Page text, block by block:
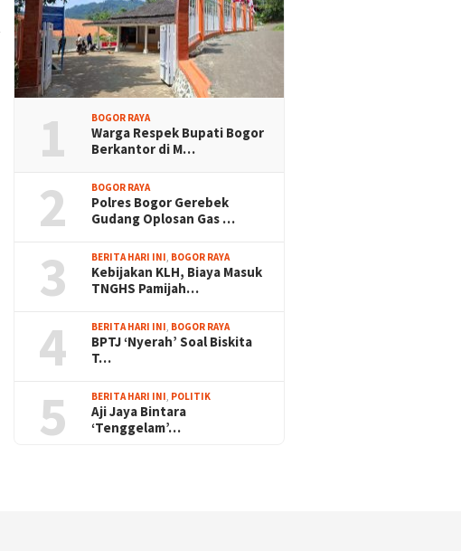
1 BOGOR RAYA
Warga Respek Bupati Bogor
Berkantor di M…
2 BOGOR RAYA
Polres Bogor Gerebek
Gudang Oplosan Gas …
3 BERITA HARI INI, BOGOR RAYA
Kebijakan KLH, Biaya Masuk
TNGHS Pamijah…
4 BERITA HARI INI, BOGOR RAYA
BPTJ ‘Nyerah’ Soal Biskita
T…
5 BERITA HARI INI, POLITIK
Aji Jaya Bintara
‘Tenggelam’…